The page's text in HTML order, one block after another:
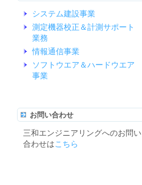
システム建設事業
測定機器校正＆計測サポート
業務
情報通信事業
ソフトウエア＆ハードウエア
事業
お問い合わせ
三和エンジニアリングへのお問い
合わせは こちら